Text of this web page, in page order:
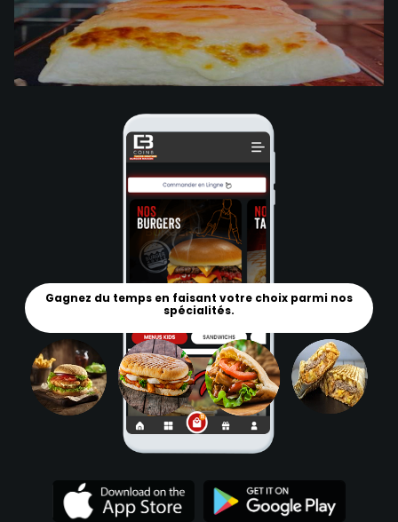
Gagnez du temps en faisant votre choix parmi nos
spécialités.